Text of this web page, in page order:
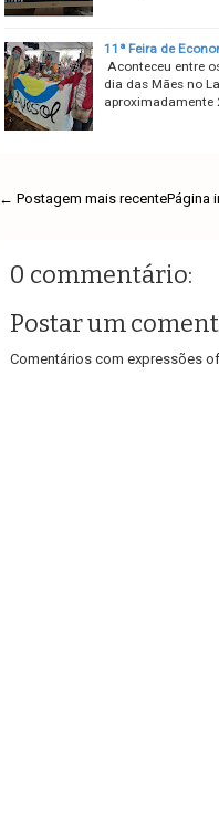
11ª Feira de
Aconteceu entre
dia das Mães no
aproximadamente
← Postagem mais recentePágina
0 commentário:
Postar um
Comentários com expressões